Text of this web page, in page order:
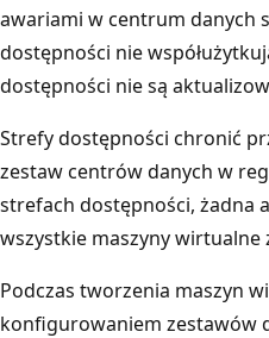
awariami w centrum danych
dostępności nie
dostępności nie są
Strefy dostępności chronić
zestaw centrów danych w
strefach dostępności, żadna
wszystkie maszyny wirtualne
Podczas tworzenia maszyn
konfigurowaniem zestawów